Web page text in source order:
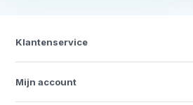
Klantenservice
Mijn account